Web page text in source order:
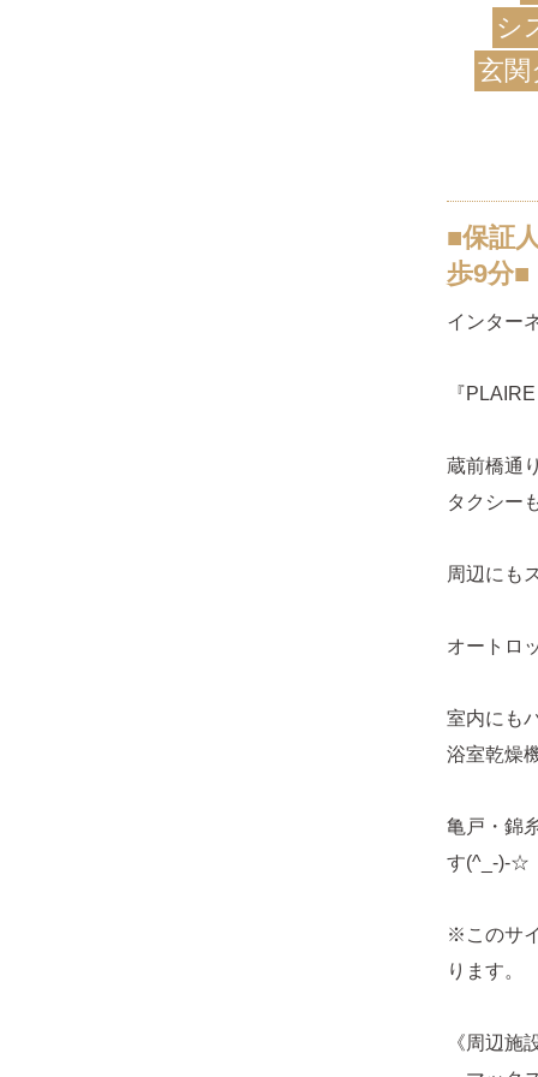
シ
玄
■保証
歩9分■
インター
『
蔵前橋通
タクシー
周辺にも
オートロ
室内にも
浴室乾燥
亀戸・錦
す(^_-)-☆
※このサ
ります。
《周辺施